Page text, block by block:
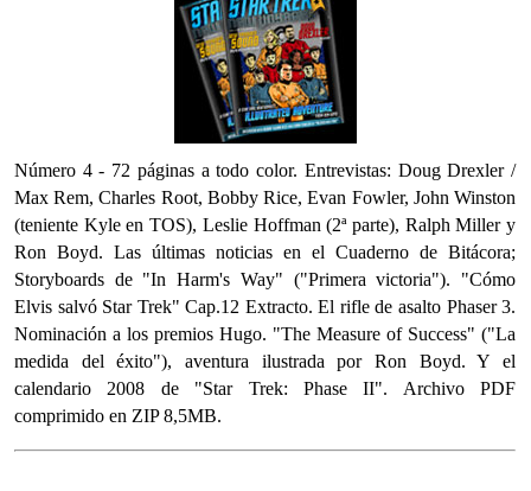
Número 4 - 72 páginas a todo color. Entrevistas: Doug Drexler /
Max Rem, Charles Root, Bobby Rice, Evan Fowler, John Winston
(teniente Kyle en TOS), Leslie Hoffman (2ª parte), Ralph Miller y
Ron Boyd. Las últimas noticias en el Cuaderno de Bitácora;
Storyboards de "In Harm's Way" ("Primera victoria"). "Cómo
Elvis salvó Star Trek" Cap.12 Extracto. El rifle de asalto Phaser 3.
Nominación a los premios Hugo. "The Measure of Success" ("La
medida del éxito"), aventura ilustrada por Ron Boyd. Y el
calendario 2008 de "Star Trek: Phase II". Archivo PDF
comprimido en ZIP 8,5MB.